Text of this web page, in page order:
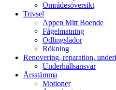
Områdesöversikt
Trivsel
Appen Mitt Boende
Fågelmatning
Odlingslådor
Rökning
Renovering, reparation,
Underhållsansvar
Årsstämma
Motioner